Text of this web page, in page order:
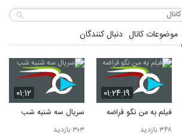
موضوعات کانال دنبال کنندگان
۰۱:۲۴:۱۹
فیلم به من نگو قراضه
۳۴۸ بازدید
۰۱:۱۲
سریال سه شنبه شب
۳۰۳ بازدید